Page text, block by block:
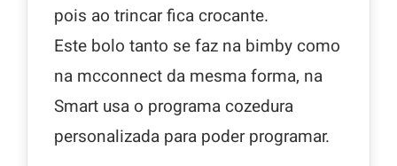
pois ao trincar fica crocante.
Este bolo tanto se faz na bimby como
na mcconnect da mesma forma, na
Smart usa o programa cozedura
personalizada para poder programar.